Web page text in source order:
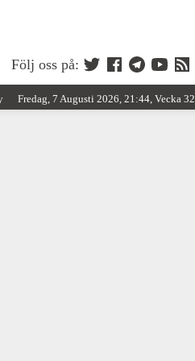
Följ oss på:
Fredag, 7 Augusti 2026, 21:44, Vecka 32